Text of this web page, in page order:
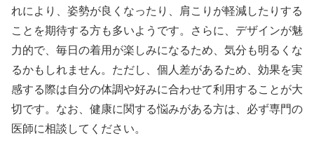
れにより、姿勢が良くなったり、肩こりが軽減したりする
ことを期待する方も多いようです。さらに、デザインが魅
力的で、毎日の着用が楽しみになるため、気分も明るくな
るかもしれません。ただし、個人差があるため、効果を実
感する際は自分の体調や好みに合わせて利用することが大
切です。なお、健康に関する悩みがある方は、必ず専門の
医師に相談してください。